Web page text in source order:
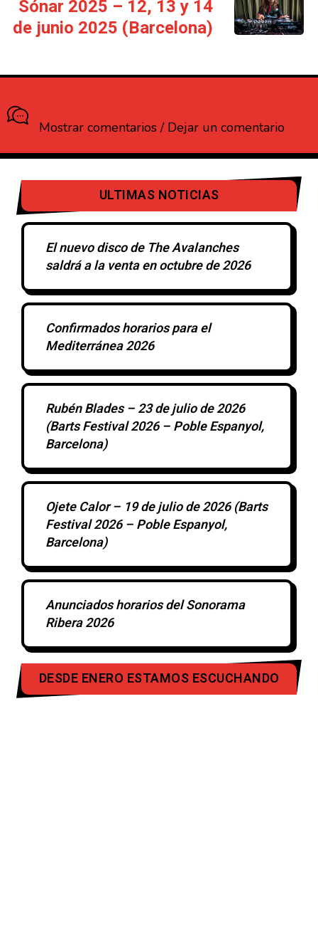
Sónar 2025 – 12, 13 y 14
de junio 2025 (Barcelona)
Mostrar comentarios / Dejar un comentario
ULTIMAS NOTICIAS
El nuevo disco de The Avalanches
saldrá a la venta en octubre de 2026
Confirmados horarios para el
Mediterránea 2026
Rubén Blades – 23 de julio de 2026
(Barts Festival 2026 – Poble Espanyol,
Barcelona)
Ojete Calor – 19 de julio de 2026 (Barts
Festival 2026 – Poble Espanyol,
Barcelona)
Anunciados horarios del Sonorama
Ribera 2026
DESDE ENERO ESTAMOS ESCUCHANDO